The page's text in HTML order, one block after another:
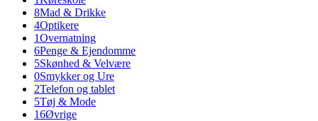
8Mad & Drikke
4Optikere
1Overnatning
6Penge & Ejendomme
5Skønhed & Velvære
0Smykker og Ure
2Telefon og tablet
5Tøj & Mode
16Øvrige